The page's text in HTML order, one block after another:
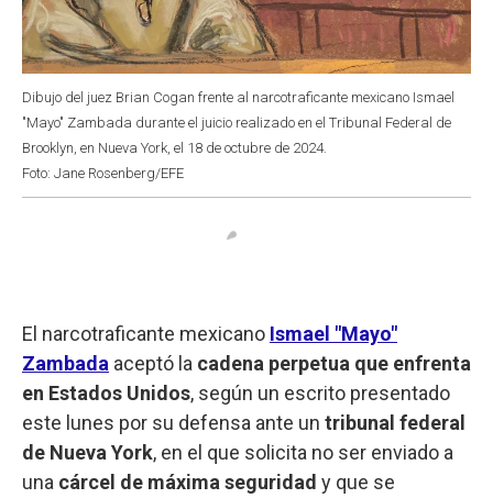
Dibujo del juez Brian Cogan frente al narcotraficante mexicano Ismael
"Mayo" Zambada durante el juicio realizado en el Tribunal Federal de
Brooklyn, en Nueva York, el 18 de octubre de 2024.
Foto: Jane Rosenberg/EFE
El narcotraficante mexicano Ismael "Mayo"
Zambada aceptó la cadena perpetua que enfrenta
en Estados Unidos, según un escrito presentado
este lunes por su defensa ante un tribunal federal
de Nueva York, en el que solicita no ser enviado a
una cárcel de máxima seguridad y que se